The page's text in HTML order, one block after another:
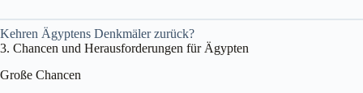
Kehren Ägyptens Denkmäler zurück?
3. Chancen und Herausforderungen für Ägypten
Große Chancen